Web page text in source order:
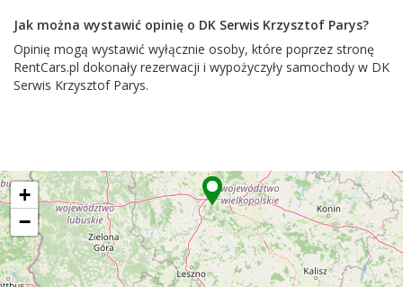
Jak można wystawić opinię o DK Serwis Krzysztof Parys?
Opinię mogą wystawić wyłącznie osoby, które poprzez stronę
RentCars.pl dokonały rezerwacji i wypożyczyły samochody w DK
Serwis Krzysztof Parys.
+
−